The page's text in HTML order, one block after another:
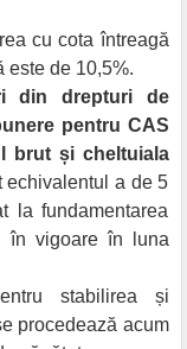
cu cota întreagă
este de 10,5%.
din drepturi de
pentru CAS
brut și cheltuiala
echivalentul a de 5
la fundamentarea
în vigoare în luna
stabilirea și
procedează acum